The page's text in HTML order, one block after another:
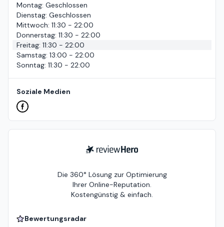
Montag: Geschlossen
Dienstag: Geschlossen
Mittwoch: 11:30 - 22:00
Donnerstag: 11:30 - 22:00
Freitag: 11:30 - 22:00
Samstag: 13:00 - 22:00
Sonntag: 11:30 - 22:00
Soziale Medien
ReviewHero
Die 360° Lösung zur Optimierung
Ihrer Online-Reputation.
Kostengünstig & einfach.
Bewertungsradar